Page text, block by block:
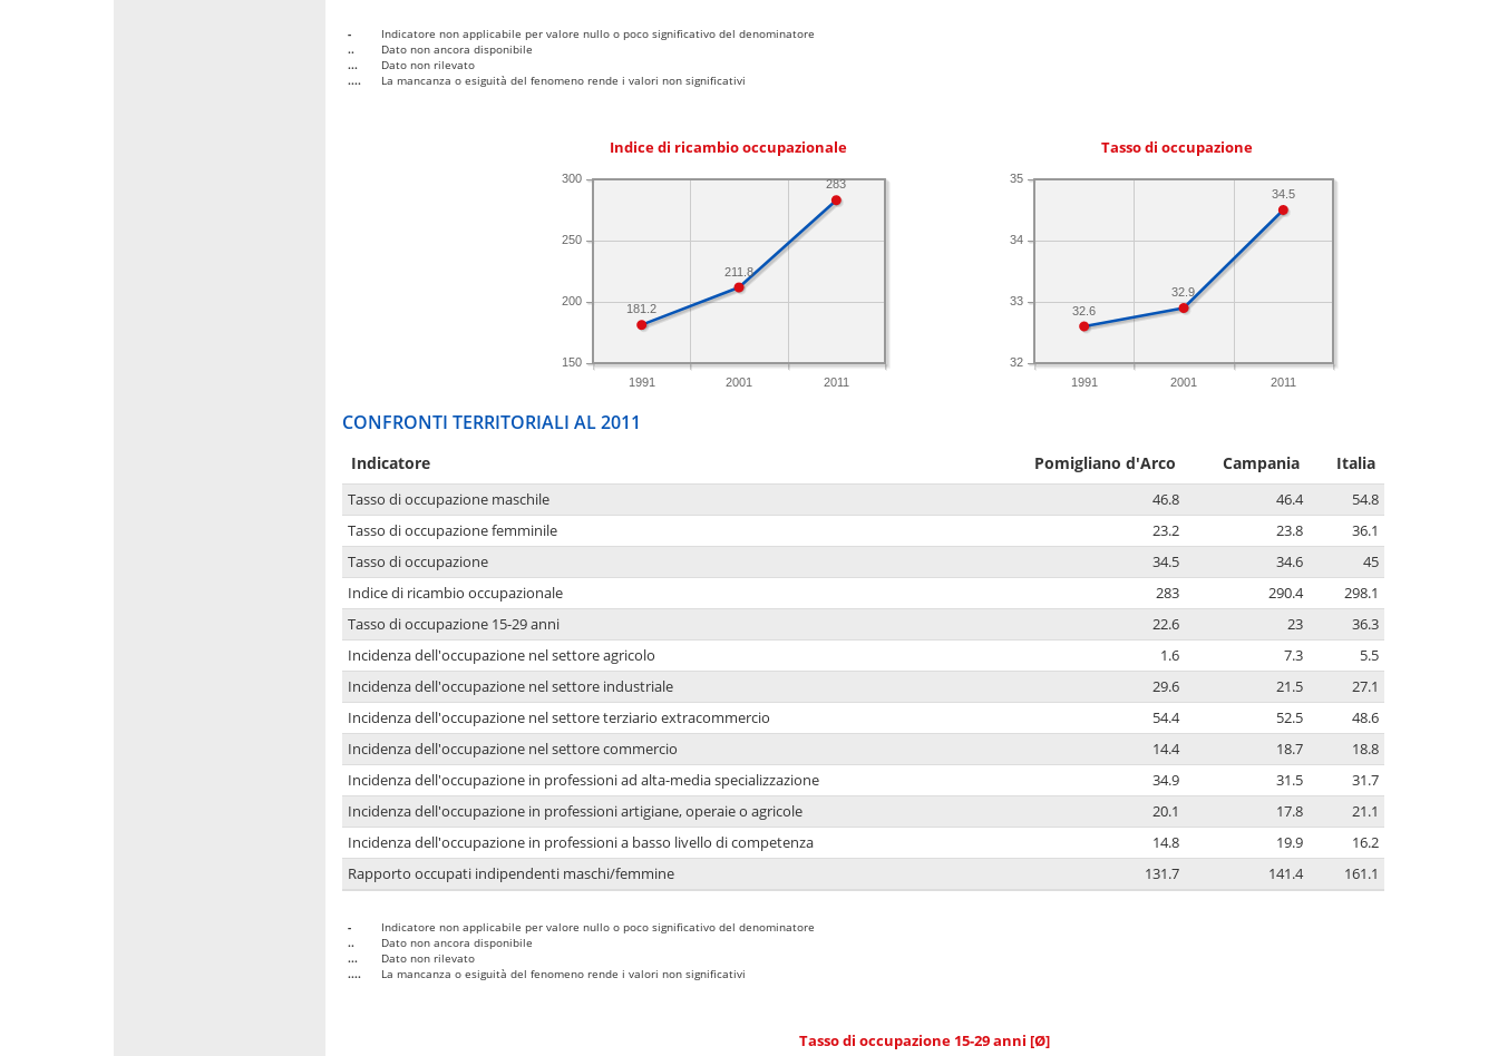
-
Indicatore non applicabile per valore nullo o poco significativo del denominatore
..
Dato non ancora disponibile
...
Dato non rilevato
....
La mancanza o esiguità del fenomeno rende i valori non significativi
Indice di ricambio occupazionale
1991 2001 2011
150
200
250
300 283
211.8
181.2
Tasso di occupazione
1991 2001 2011
32
33
34
35
34.5
32.9
32.6
CONFRONTI TERRITORIALI AL 2011
Indicatore Pomigliano d'Arco Campania Italia
Tasso di occupazione maschile 46.8 46.4
54.8
Tasso di occupazione femminile
23.2 23.8
36.1
Tasso di occupazione
34.5 34.6
45
Indice di ricambio occupazionale
283 290.4
298.1
Tasso di occupazione 15-29 anni
22.6 23
36.3
Incidenza dell'occupazione nel settore agricolo
1.6 7.3
5.5
Incidenza dell'occupazione nel settore industriale
29.6 21.5
27.1
Incidenza dell'occupazione nel settore terziario extracommercio
54.4 52.5
48.6
Incidenza dell'occupazione nel settore commercio
14.4 18.7
18.8
Incidenza dell'occupazione in professioni ad alta-media specializzazione
34.9 31.5
31.7
Incidenza dell'occupazione in professioni artigiane, operaie o agricole
20.1 17.8
21.1
Incidenza dell'occupazione in professioni a basso livello di competenza
14.8 19.9
16.2
Rapporto occupati indipendenti maschi/femmine
131.7 141.4 161.1
-
Indicatore non applicabile per valore nullo o poco significativo del denominatore
..
Dato non ancora disponibile
...
Dato non rilevato
....
La mancanza o esiguità del fenomeno rende i valori non significativi
Tasso di occupazione 15-29 anni [Ø]